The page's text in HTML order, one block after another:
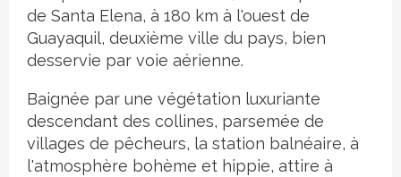
de Santa Elena, à 180 km à l'ouest de
Guayaquil, deuxième ville du pays, bien
desservie par voie aérienne.
Baignée par une végétation luxuriante
descendant des collines, parsemée de
villages de pêcheurs, la station balnéaire, à
l'atmosphère bohème et hippie, attire à